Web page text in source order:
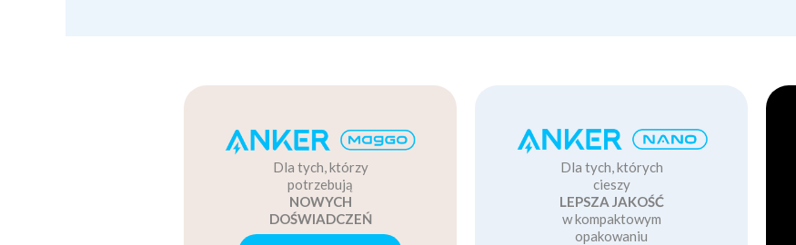
Dla tych, którzy
potrzebują
NOWYCH
DOŚWIADCZEŃ
Dla tych, których
cieszy
LEPSZA JAKOŚĆ
w kompaktowym
opakowaniu